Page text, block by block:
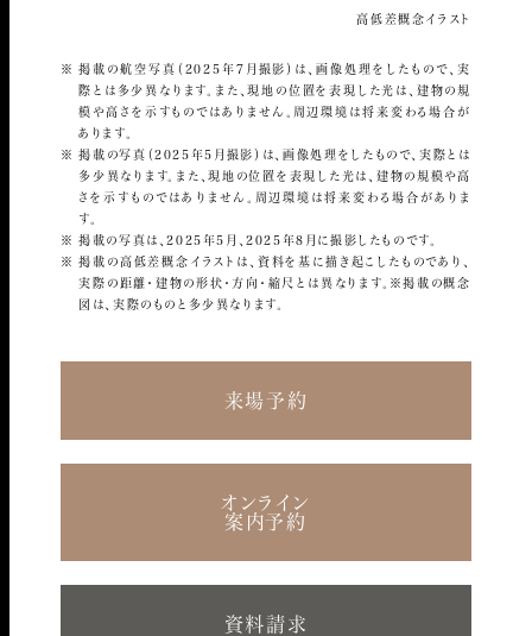
高低差概念イラスト
掲載の航空写真（2025年7月撮影）は、画像処理をしたもので、実
際とは多少異なります。また、現地の位置を表現した光は、建物の規
模や高さを示すものではありません。周辺環境は将来変わる場合が
あります。
掲載の写真（2025年5月撮影）は、画像処理をしたもので、実際とは
多少異なります。また、現地の位置を表現した光は、建物の規模や高
さを示すものではありません。周辺環境は将来変わる場合がありま
す。
掲載の写真は、2025年5月、2025年8月に撮影したものです。
掲載の高低差概念イラストは、資料を基に描き起こしたものであり、
実際の距離・建物の形状・方向・縮尺とは異なります。※掲載の概念
図は、実際のものと多少異なります。
来場予約
オンライン
案内予約
資料請求